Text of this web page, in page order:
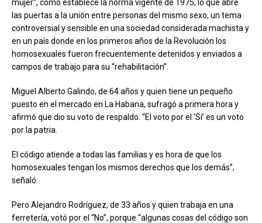
mujer”, como establece la norma vigente de 1975, lo que abre
las puertas a la unión entre personas del mismo sexo, un tema
controversial y sensible en una sociedad considerada machista y
en un país donde en los primeros años de la Revolución los
homosexuales fueron frecuentemente detenidos y enviados a
campos de trabajo para su “rehabilitación”.
Miguel Alberto Galindo, de 64 años y quien tiene un pequeño
puesto en el mercado en La Habana, sufragó a primera hora y
afirmó que dio su voto de respaldo. “El voto por el ‘Sí’ es un voto
por la patria.
El código atiende a todas las familias y es hora de que los
homosexuales tengan los mismos derechos que los demás”,
señaló.
Pero Alejandro Rodríguez, de 33 años y quien trabaja en una
ferretería, votó por el “No”, porque “algunas cosas del código son